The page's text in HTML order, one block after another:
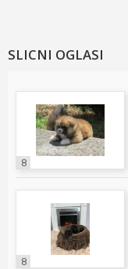
SLICNI OGLASI
8
8